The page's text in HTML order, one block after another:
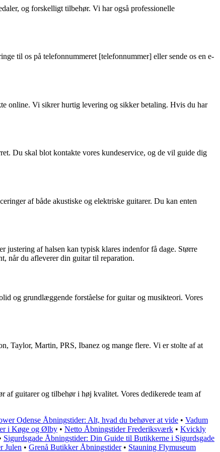
og forskelligt tilbehør. Vi har også professionelle
til os på telefonnummeret [telefonnummer] eller sende os en e-
online. Vi sikrer hurtig levering og sikker betaling. Hvis du har
Du skal blot kontakte vores kundeservice, og de vil guide dig
af både akustiske og elektriske guitarer. Du kan enten
justering af halsen kan typisk klares indenfor få dage. Større
når du afleverer din guitar til reparation.
og grundlæggende forståelse for guitar og musikteori. Vores
Taylor, Martin, PRS, Ibanez og mange flere. Vi er stolte af at
af guitarer og tilbehør i høj kvalitet. Vores dedikerede team af
Odense Åbningstider: Alt, hvad du behøver at vide • Vadum
i Køge og Ølby • Netto Åbningstider Frederiksværk • Kvickly
Sigurdsgade Åbningstider: Din Guide til Butikkerne i Sigurdsgade
Julen • Grenå Butikker Åbningstider• Stauning Flymuseum